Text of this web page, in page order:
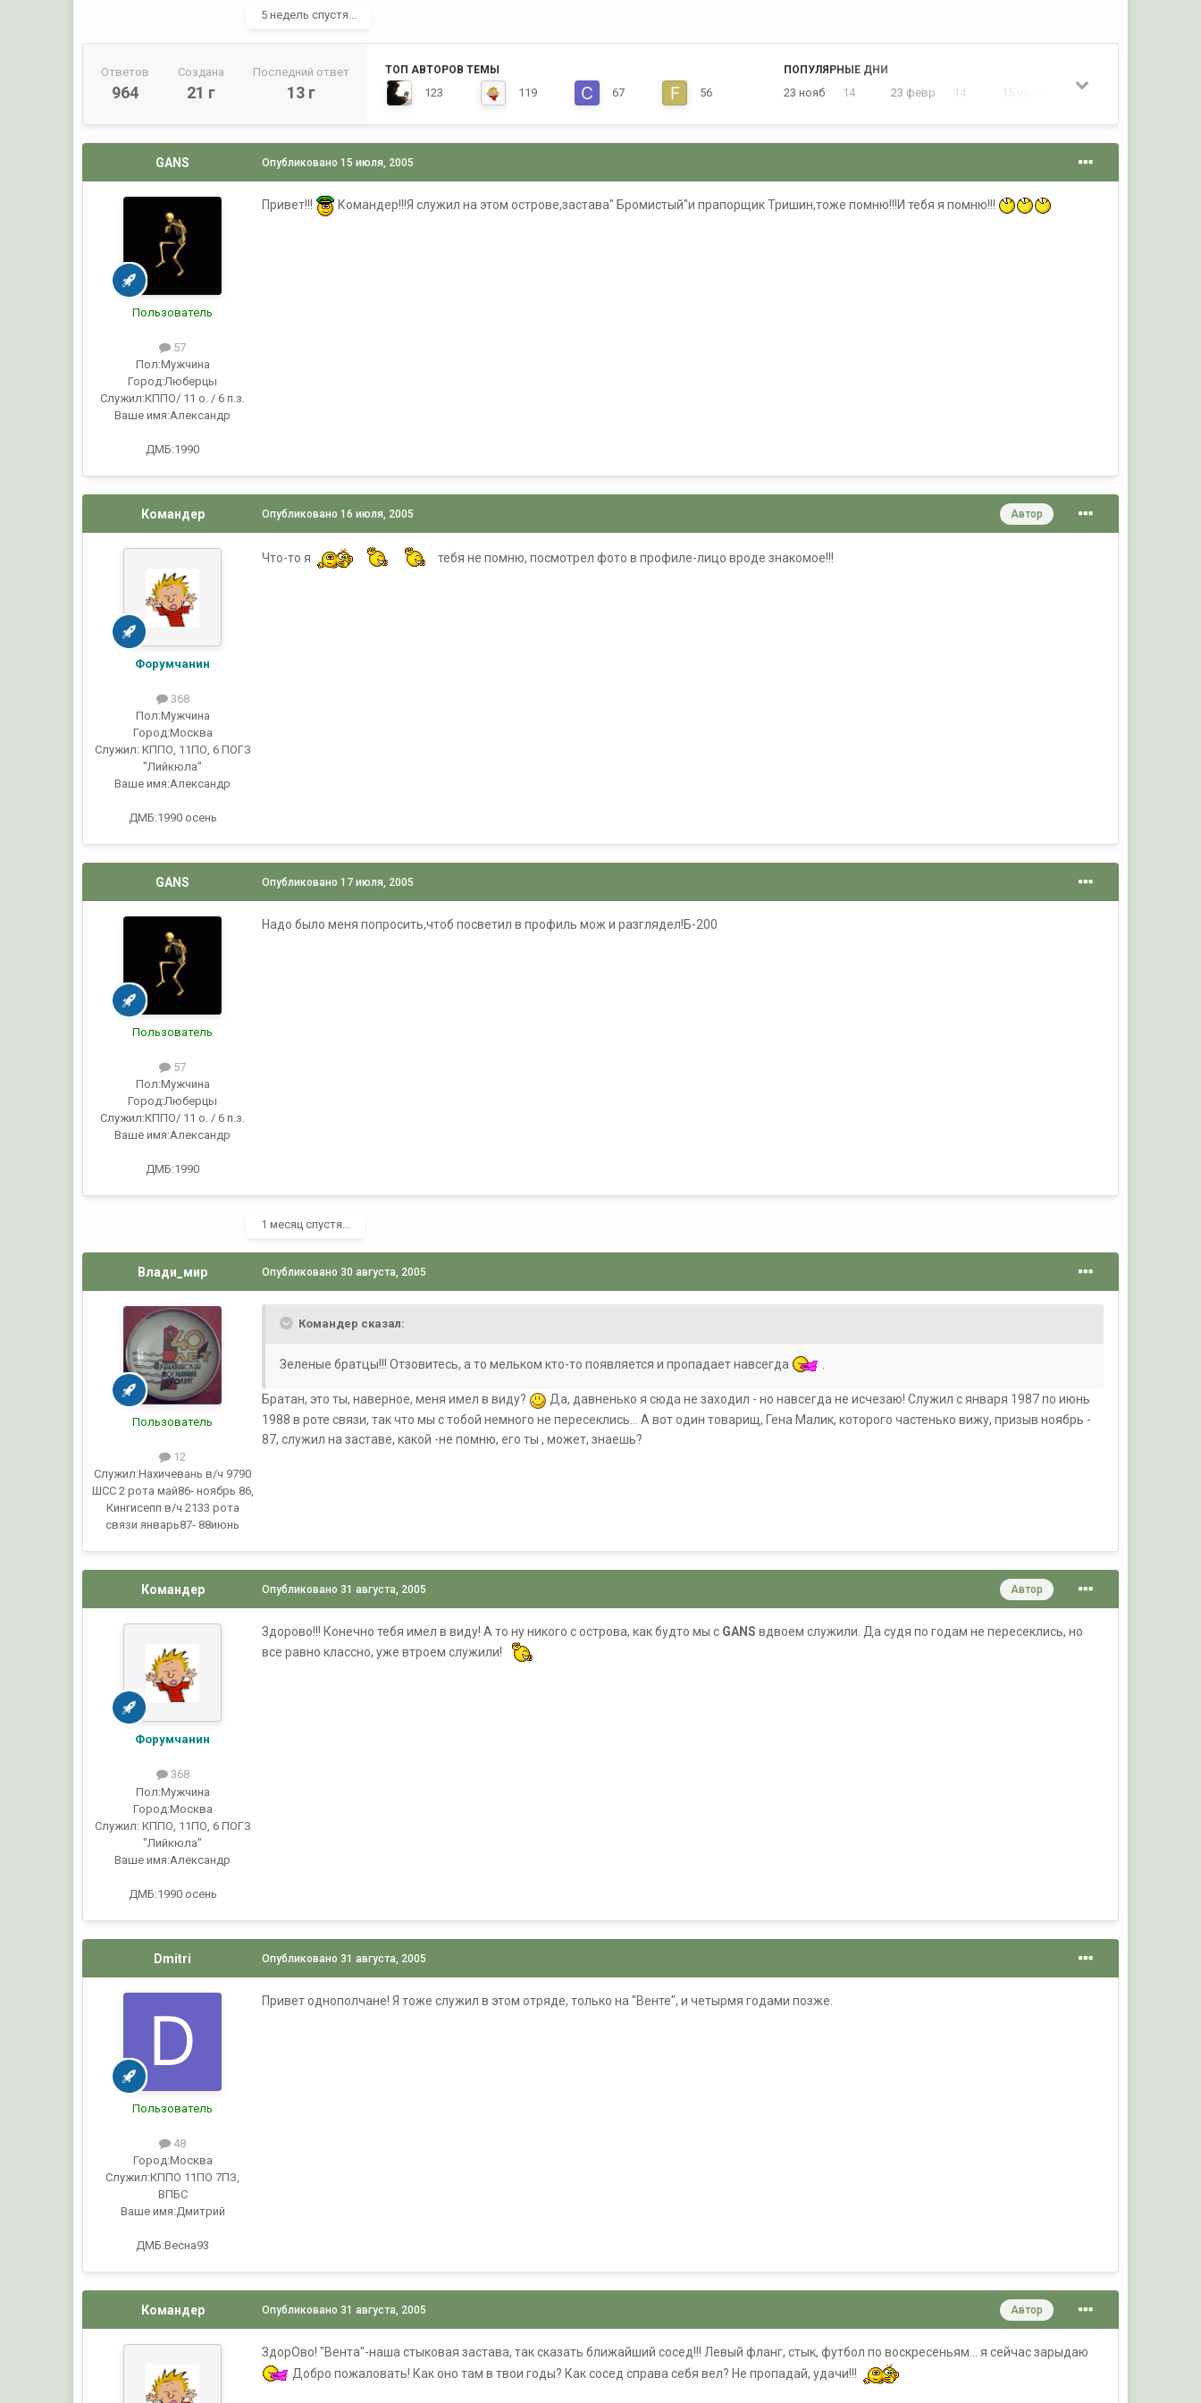
5 недель спустя...
Ответов
964
Создана
21 г
Последний ответ
13 г
ТОП АВТОРОВ ТЕМЫ
123 119 67 56
ПОПУЛЯРНЫЕ ДНИ
23 нояб 14 23 февр 14 15 нояб
GANS
Пользователь
57
Пол:Мужчина
Город:Люберцы
Служил:КППО/ 11 о. / 6 п.з.
Ваше имя:Александр
ДМБ:1990
Опубликовано15 июля, 2005
Привет!!! Командер!!!Я служил на этом острове,застава" Бромистый"и прапорщик Тришин,тоже помню!!!И тебя я помню!!!
Командер
Форумчанин
368
Пол:Мужчина
Город:Москва
Служил:КППО, 11ПО, 6 ПОГЗ
"Лийкюла"
Ваше имя:Александр
ДМБ:1990 осень
Автор
Опубликовано16 июля, 2005
Что-то я тебя не помню, посмотрел фото в профиле-лицо вроде знакомое!!!
GANS
Пользователь
57
Пол:Мужчина
Город:Люберцы
Служил:КППО/ 11 о. / 6 п.з.
Ваше имя:Александр
ДМБ:1990
Опубликовано17 июля, 2005
Надо было меня попросить,чтоб посветил в профиль мож и разглядел!Б-200
1 месяц спустя...
Влади_мир
Пользователь
12
Служил:Нахичевань в/ч 9790
ШСС 2 рота май86- ноябрь 86,
Кингисепп в/ч 2133 рота
связи январь87- 88июнь
Опубликовано 30 августа, 2005
Командер сказал:
Зеленые братцы!!! Отзовитесь, а то мельком кто-то появляется и пропадает навсегда
Братан, это ты, наверное, меня имел в виду?
Да, давненько я сюда не заходил - но навсегда не исчезаю! Служил с января 1987 по июнь
1988 в роте связи, так что мы с тобой немного не пересеклись... А вот один товарищ, Гена Малик, которого частенько вижу, призыв ноябрь -
87, служил на заставе, какой -не помню, его ты , может, знаешь?
Командер
Форумчанин
368
Пол:Мужчина
Город:Москва
Служил:КППО, 11ПО, 6 ПОГЗ
"Лийкюла"
Ваше имя:Александр
ДМБ:1990 осень
Автор
Опубликовано 31 августа, 2005
Здорово!!! Конечно тебя имел в виду! А то ну никого с острова, как будто мы с GANS вдвоем служили. Да судя по годам не пересеклись, но
все равно классно, уже втроем служили!
Dmitri
Пользователь
48
Город:Москва
Служил:КППО 11ПО 7ПЗ,
ВПБС
Ваше имя:Дмитрий
ДМБ:Весна93
Опубликовано 31 августа, 2005
Привет однополчане! Я тоже служил в этом отряде, только на "Венте", и четырмя годами позже.
Командер Автор
Опубликовано 31 августа, 2005
ЗдорОво! "Вента"-наша стыковая застава, так сказать ближайший сосед!!! Левый фланг, стык, футбол по воскресеньям... я сейчас зарыдаю
Добро пожаловать! Как оно там в твои годы? Как сосед справа себя вел? Не пропадай, удачи!!!